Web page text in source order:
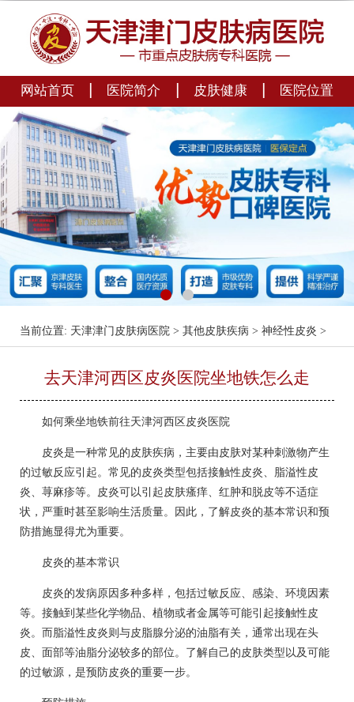
网站首页 | 医院简介 | 皮肤健康 | 医院位置
当前位置: 天津津门皮肤病医院 >其他皮肤疾病 >神经性皮炎 >
去天津河西区皮炎医院坐地铁怎么走
如何乘坐地铁前往天津河西区皮炎医院
皮炎是一种常见的皮肤疾病，主要由皮肤对某种刺激物产生
的过敏反应引起。常见的皮炎类型包括接触性皮炎、脂溢性皮
炎、荨麻疹等。皮炎可以引起皮肤瘙痒、红肿和脱皮等不适症
状，严重时甚至影响生活质量。因此，了解皮炎的基本常识和预
防措施显得尤为重要。
皮炎的基本常识
皮炎的发病原因多种多样，包括过敏反应、感染、环境因素
等。接触到某些化学物品、植物或者金属等可能引起接触性皮
炎。而脂溢性皮炎则与皮脂腺分泌的油脂有关，通常出现在头
皮、面部等油脂分泌较多的部位。了解自己的皮肤类型以及可能
的过敏源，是预防皮炎的重要一步。